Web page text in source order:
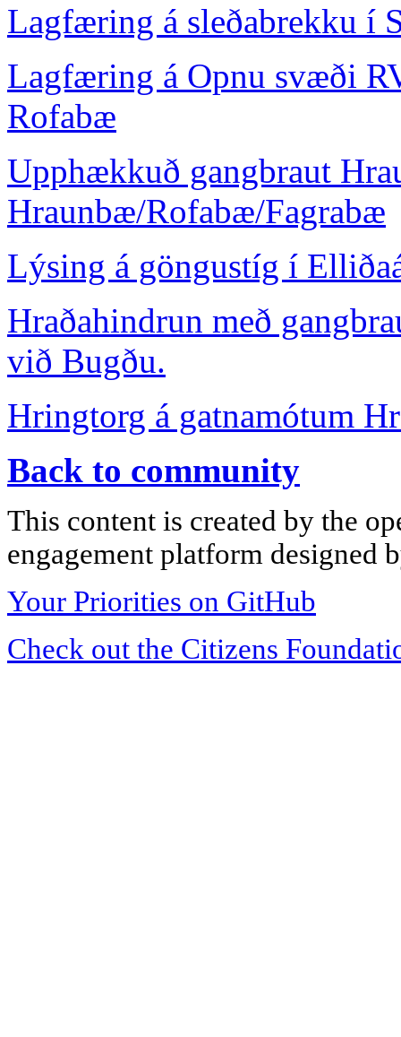
Lagfæring á sleðabrekku í
Lagfæring á Opnu svæði
Rofabæ
Upphækkuð gangbraut
Hraunbæ/Rofabæ/Fagrabæ
Lýsing á göngustíg í
Hraðahindrun með
við Bugðu.
Hringtorg á gatnamótum
Back to community
This content is created by the
engagement platform designed
Your Priorities on GitHub
Check out the Citizens